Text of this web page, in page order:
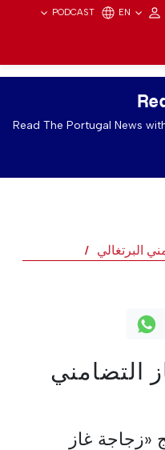
PODCAST EN
Read The Portugal News
البرتغالي
التضامني
«زجاجة غاز